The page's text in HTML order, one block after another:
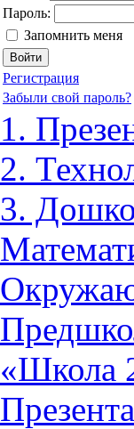
Пароль:
Запомнить меня
Регистрация
Забыли свой пароль?
1.
2.
3.
«Школа